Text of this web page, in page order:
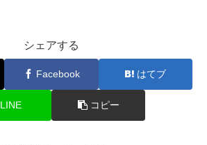
シェアする
Facebook はてブ
LINE コピー